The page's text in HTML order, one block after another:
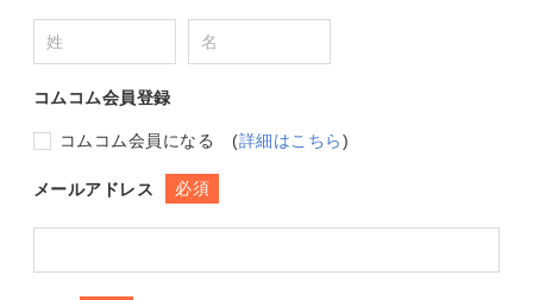
コムコム会員登録
コムコム会員になる (詳細はこちら)
メールアドレス 必須